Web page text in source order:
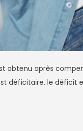
obtenu après
déficitaire, le déficit